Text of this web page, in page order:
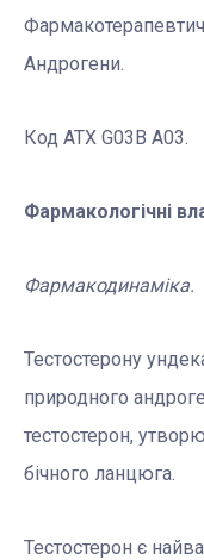
Андрогени.
Код АТX G03B A03.
Фармакологічні
Фармакодинаміка.
Тестостерону
природного
тестостерон,
бічного ланцюга.
Тестостерон є